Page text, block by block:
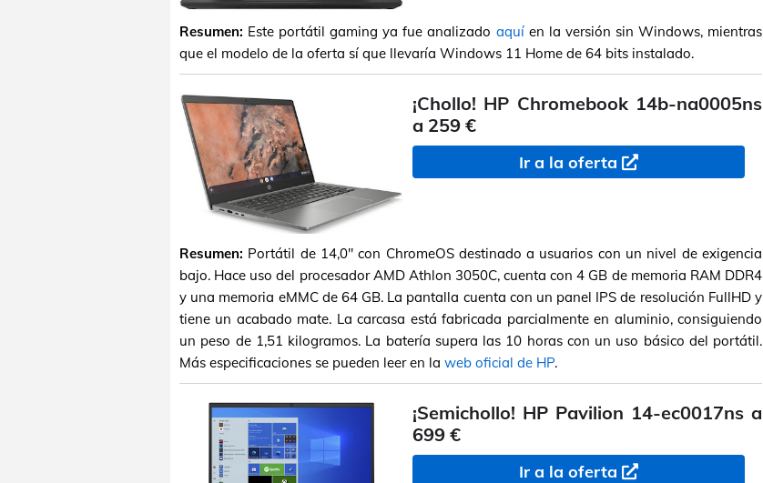
Resumen: Este portátil gaming ya fue analizado aquíen la versión sin Windows, mientras
que el modelo de la oferta sí que llevaría Windows 11 Home de 64 bits instalado.
¡Chollo! HP Chromebook 14b-na0005ns
a 259 €
Ir a la oferta
Resumen: Portátil de 14,0" con ChromeOS destinado a usuarios con un nivel de exigencia
bajo. Hace uso del procesador AMD Athlon 3050C, cuenta con 4 GB de memoria RAM DDR4
y una memoria eMMC de 64 GB. La pantalla cuenta con un panel IPS de resolución FullHD y
tiene un acabado mate. La carcasa está fabricada parcialmente en aluminio, consiguiendo
un peso de 1,51 kilogramos. La batería supera las 10 horas con un uso básico del portátil.
Más especificaciones se pueden leer en la web oficial de HP.
¡Semichollo! HP Pavilion 14-ec0017ns a
699 €
Ir a la oferta